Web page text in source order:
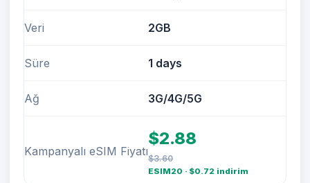
Veri 2GB
Süre 1 days
Ağ 3G/4G/5G
Kampanyalı eSIM Fiyatı
$2.88
$3.60
ESIM20 · $0.72 indirim